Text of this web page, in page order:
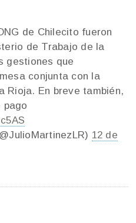
de Chilecito fueron
de Trabajo de la
gestiones que
conjunta con la
Rioja. En breve también,
pago
12 de